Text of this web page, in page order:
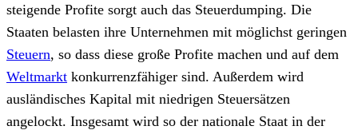
steigende Profite sorgt auch das Steuerdumping. Die
Staaten belasten ihre Unternehmen mit möglichst geringen
Steuern, so dass diese große Profite machen und auf dem
Weltmarkt konkurrenzfähiger sind. Außerdem wird
ausländisches Kapital mit niedrigen Steuersätzen
angelockt. Insgesamt wird so der nationale Staat in der